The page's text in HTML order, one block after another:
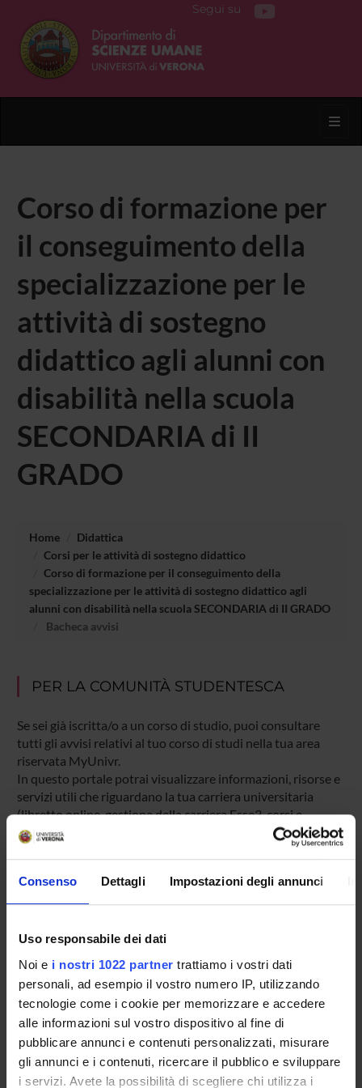
Consenso Dettagli Impostazioni degli annunci
Uso responsabile dei dati
Noi e i nostri 1022 partner trattiamo i vostri dati
personali, ad esempio il vostro numero IP, utilizzando
tecnologie come i cookie per memorizzare e accedere
alle informazioni sul vostro dispositivo al fine di
pubblicare annunci e contenuti personalizzati, misurare
gli annunci e i contenuti, ricercare il pubblico e sviluppare
i servizi. Avete la possibilità di scegliere chi utilizza i
Segui su
Corso di formazione per
il conseguimento della
specializzazione per le
attività di sostegno
didattico agli alunni con
disabilità nella scuola
SECONDARIA di II
GRADO
Home
Didattica
Corsi per le attività di sostegno didattico
Corso di formazione per il conseguimento della
specializzazione per le attività di sostegno didattico agli
alunni con disabilità nella scuola SECONDARIA di II GRADO
Bacheca avvisi
PER LA COMUNITÀ STUDENTESCA
Se sei già iscritta/o a un corso di studio, puoi consultare
tutti gli avvisi relativi al tuo corso di studi nella tua area
riservata MyUnivr.
In questo portale potrai visualizzare informazioni, risorse e
servizi utili che riguardano la tua carriera universitaria
(libretto online, gestione della carriera Esse3, corsi e-
learning, email istituzionale, modulistica di segreteria,
procedure amministrative, ecc.).
potrai ricevere notifica di tutti gli avvisi dei tuoi docenti e
della tua segreteria via mail e anche tramite l'app Univr.
MYUNIVR
Presentazione
Come iscriversi
Insegnamenti
Calendario didattico